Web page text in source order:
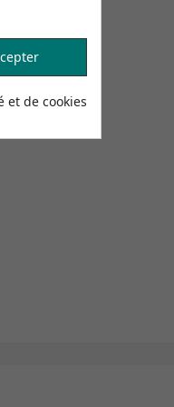
et de cookies